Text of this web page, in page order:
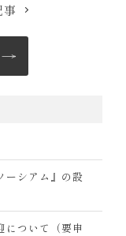
ーシアム』の設
について（要申
事